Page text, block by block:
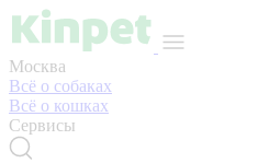
Москва
Всё о собаках
Всё о кошках
Сервисы